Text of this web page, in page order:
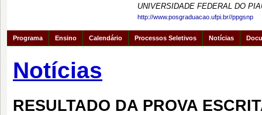
UNIVERSIDADE FEDERAL DO
http://www.posgraduacao.ufpi.br//ppgsnp
Programa Ensino Calendário Processos Seletivos Notícias
Notícias
RESULTADO DA PROVA